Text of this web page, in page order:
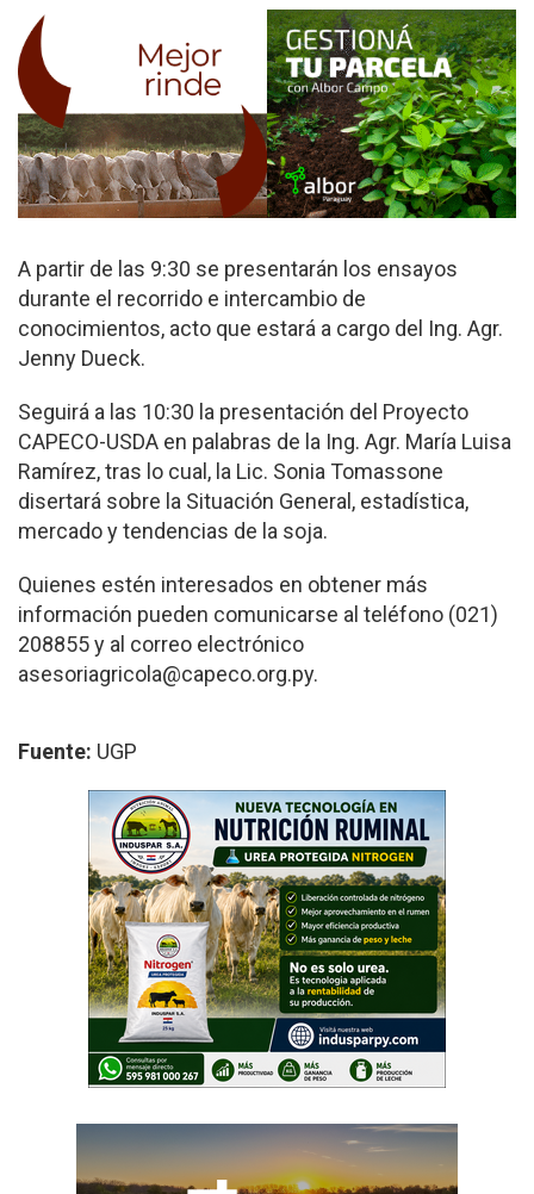
A partir de las 9:30 se presentarán los ensayos
durante el recorrido e intercambio de
conocimientos, acto que estará a cargo del Ing. Agr.
Jenny Dueck.
Seguirá a las 10:30 la presentación del Proyecto
CAPECO-USDA en palabras de la Ing. Agr. María Luisa
Ramírez, tras lo cual, la Lic. Sonia Tomassone
disertará sobre la Situación General, estadística,
mercado y tendencias de la soja.
Quienes estén interesados en obtener más
información pueden comunicarse al teléfono (021)
208855 y al correo electrónico
asesoriagricola@capeco.org.py.
Fuente: UGP